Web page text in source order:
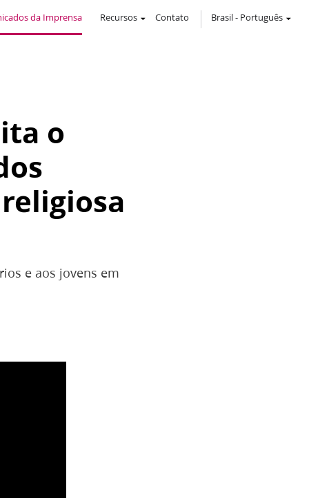
da Imprensa Recursos Contato Brasil- Português
o
e aos jovens em